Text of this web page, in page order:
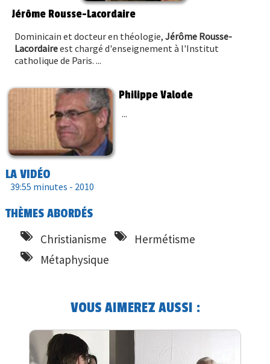
Jérôme Rousse-Lacordaire
Dominicain et docteur en théologie,Jérôme Rousse-
Lacordaireest chargé d'enseignement à l'Institut
catholique de Paris. ...
Philippe Valode
...
LA VIDÉO
39:55 minutes - 2010
THÈMES ABORDÉS
Christianisme
Hermétisme
Métaphysique
VOUS AIMEREZ AUSSI :